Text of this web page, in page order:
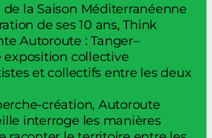
de la Saison Méditerranéenne
de ses 10 ans, Think
Autoroute : Tanger–
exposition collective
et collectifs entre les deux
création, Autoroute
interroge les manières